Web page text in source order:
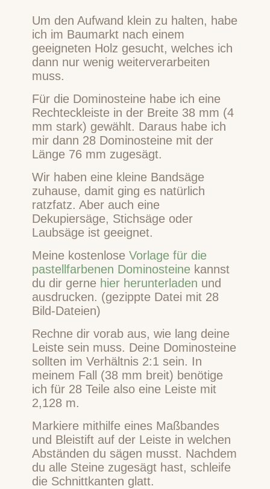
Um den Aufwand klein zu halten, habe
ich im Baumarkt nach einem
geeigneten Holz gesucht, welches ich
dann nur wenig weiterverarbeiten
muss.
Für die Dominosteine habe ich eine
Rechteckleiste in der Breite 38 mm (4
mm stark) gewählt. Daraus habe ich
mir dann 28 Dominosteine mit der
Länge 76 mm zugesägt.
Wir haben eine kleine Bandsäge
zuhause, damit ging es natürlich
ratzfatz. Aber auch eine
Dekupiersäge, Stichsäge oder
Laubsäge ist geeignet.
Meine kostenlose Vorlage für die
pastellfarbenen Dominosteine kannst
du dir gerne hier herunterladen und
ausdrucken. (gezippte Datei mit 28
Bild-Dateien)
Rechne dir vorab aus, wie lang deine
Leiste sein muss. Deine Dominosteine
sollten im Verhältnis 2:1 sein. In
meinem Fall (38 mm breit) benötige
ich für 28 Teile also eine Leiste mit
2,128 m.
Markiere mithilfe eines Maßbandes
und Bleistift auf der Leiste in welchen
Abständen du sägen musst. Nachdem
du alle Steine zugesägt hast, schleife
die Schnittkanten glatt.